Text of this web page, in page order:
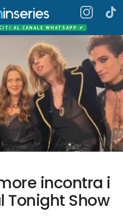
AL CANALE WHATSAPP ✔
incontra i
Tonight Show